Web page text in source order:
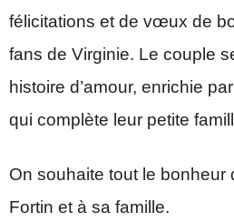
félicitations et de vœux de
fans de Virginie. Le couple
histoire d’amour, enrichie
qui complète leur petite
On souhaite tout le bonheur
Fortin et à sa famille.